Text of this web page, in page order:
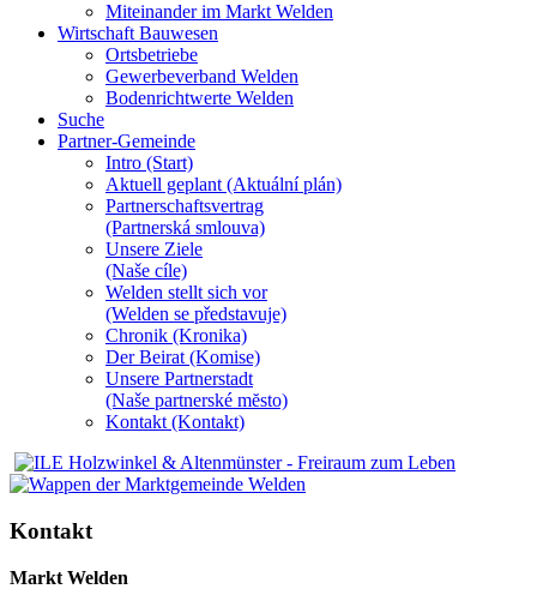
Miteinander im Markt Welden
Wirtschaft Bauwesen
Ortsbetriebe
Gewerbeverband Welden
Bodenrichtwerte Welden
Suche
Partner-Gemeinde
Intro (Start)
Aktuell geplant (Aktuální plán)
Partnerschaftsvertrag
(Partnerská smlouva)
Unsere Ziele
(Naše cíle)
Welden stellt sich vor
(Welden se představuje)
Chronik (Kronika)
Der Beirat (Komise)
Unsere Partnerstadt
(Naše partnerské mĕsto)
Kontakt (Kontakt)
Kontakt
Markt Welden